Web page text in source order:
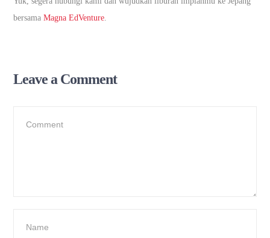
bersamaMagna EdVenture
Leave a Comment